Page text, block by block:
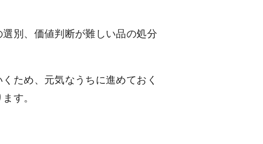
別、価値判断が難しい品の処分
ため、元気なうちに進めておく
す。